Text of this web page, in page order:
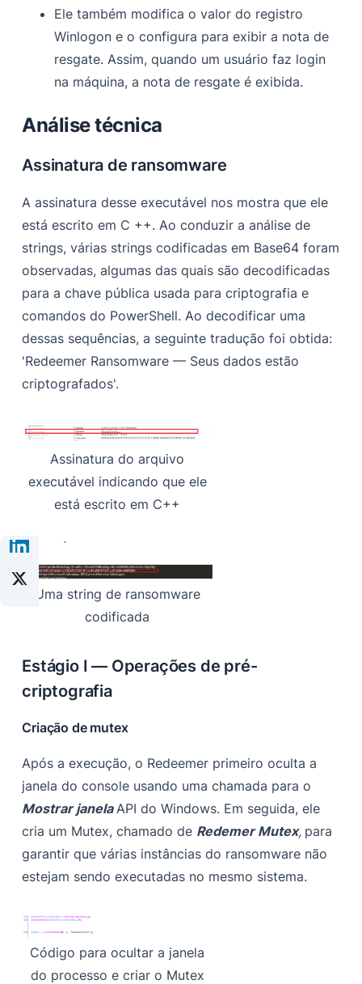
Ele também modifica o valor do registro
Winlogon e o configura para exibir a nota de
resgate. Assim, quando um usuário faz login
na máquina, a nota de resgate é exibida.
Análise técnica
Assinatura de ransomware
A assinatura desse executável nos mostra que ele
está escrito em C ++. Ao conduzir a análise de
strings, várias strings codificadas em Base64 foram
observadas, algumas das quais são decodificadas
para a chave pública usada para criptografia e
comandos do PowerShell. Ao decodificar uma
dessas sequências, a seguinte tradução foi obtida:
'Redeemer Ransomware — Seus dados estão
criptografados'.
Assinatura do arquivo
executável indicando que ele
está escrito em C++
Uma string de ransomware
codificada
Estágio I — Operações de pré-
criptografia
Criação de mutex
Após a execução, o Redeemer primeiro oculta a
janela do console usando uma chamada para o
Mostrar janela API do Windows. Em seguida, ele
cria um Mutex, chamado de Redemer Mutex, para
garantir que várias instâncias do ransomware não
estejam sendo executadas no mesmo sistema.
Código para ocultar a janela
do processo e criar o Mutex